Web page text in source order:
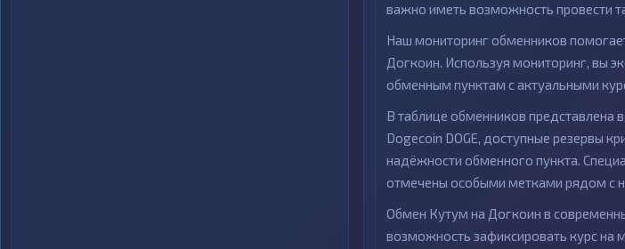
важно иметь возможность провести
Наш мониторинг обменников
Догкоин. Используя мониторинг, вы
обменным пунктам с актуальными
В таблице обменников представлена
Dogecoin DOGE, доступные резервы
надёжности обменного пункта.
отмечены особыми метками рядом с
Обмен Кутум на Догкоин в
возможность зафиксировать курс на